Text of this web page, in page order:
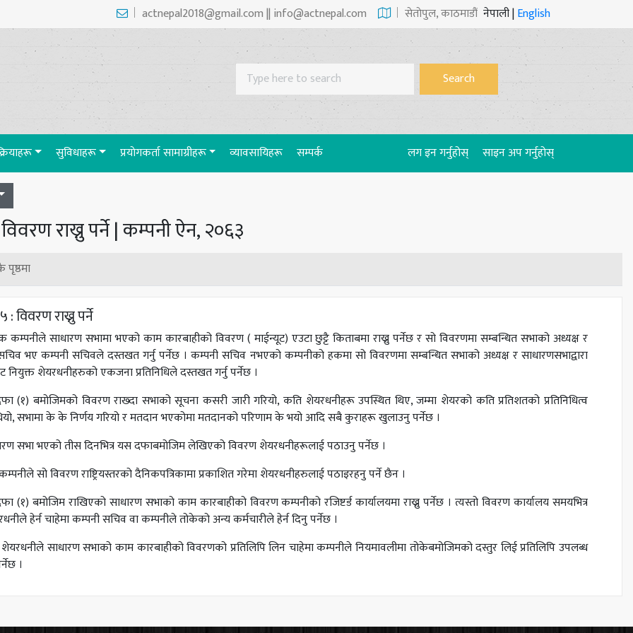
actnepal2018@gmail.com || info@actnepal.com सेताेपुल, काठमाडौं नेपाली|English
Search
सुविधाहरू प्रयाेगकर्ता सामाग्रीहरू व्यावसायिहरू सम्पर्क लग इन गर्नुहोस् साइन अप गर्नुहोस्
राख्नु पर्ने | कम्पनी ऐन, २०६३
पृष्ठमा
विवरण राख्नु पर्ने
कम्पनीले साधारण सभामा भएको काम कारबाहीको विवरण ( माईन्यूट) एउटा छुट्टै किताबमा राख्नु पर्नेछ र सो विवरणमा सम्बन्धित सभाको अध्यक्ष र
भए कम्पनी सचिवले दस्तखत गर्नु पर्नेछ । कम्पनी सचिव नभएको कम्पनीको हकमा सो विवरणमा सम्बन्धित सभाको अध्यक्ष र साधारणसभाद्वारा
नियुक्त शेयरधनीहरुको एकजना प्रतिनिधिले दस्तखत गर्नु पर्नेछ ।
(१) बमोजिमको विवरण राख्दा सभाको सूचना कसरी जारी गरियो, कति शेयरधनीहरू उपस्थित थिए, जम्मा शेयरको कति प्रतिशतको प्रतिनिधित्व
सभामा के के निर्णय गरियो र मतदान भएकोमा मतदानको परिणाम के भयो आदि सबै कुराहरू खुलाउनु पर्नेछ ।
सभा भएको तीस दिनभित्र यस दफाबमोजिम लेखिएको विवरण शेयरधनीहरूलाई पठाउनु पर्नेछ ।
सो विवरण राष्ट्रियस्तरको दैनिकपत्रिकामा प्रकाशित गरेमा शेयरधनीहरुलाई पठाइरहनु पर्ने छैन ।
(१) बमोजिम राखिएको साधारण सभाको काम कारबाहीको विवरण कम्पनीको रजिष्टर्ड कार्यालयमा राख्नु पर्नेछ । त्यस्तो विवरण कार्यालय समयभित्र
हेर्न चाहेमा कम्पनी सचिव वा कम्पनीले तोकेको अन्य कर्मचारीले हेर्न दिनु पर्नेछ ।
साधारण सभाको काम कारबाहीको विवरणको प्रतिलिपि लिन चाहेमा कम्पनीले नियमावलीमा तोकेबमोजिमको दस्तुर लिई प्रतिलिपि उपलब्ध
।